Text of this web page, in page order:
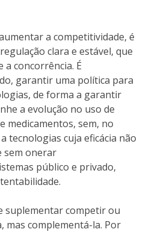
a competitividade, é
clara e estável, que
a concorrência. É
garantir uma política para
de forma a garantir
a evolução no uso de
medicamentos, sem, no
tecnologias cuja eficácia não
sem onerar
público e privado,
suplementar competir ou
mas complementá-la. Por